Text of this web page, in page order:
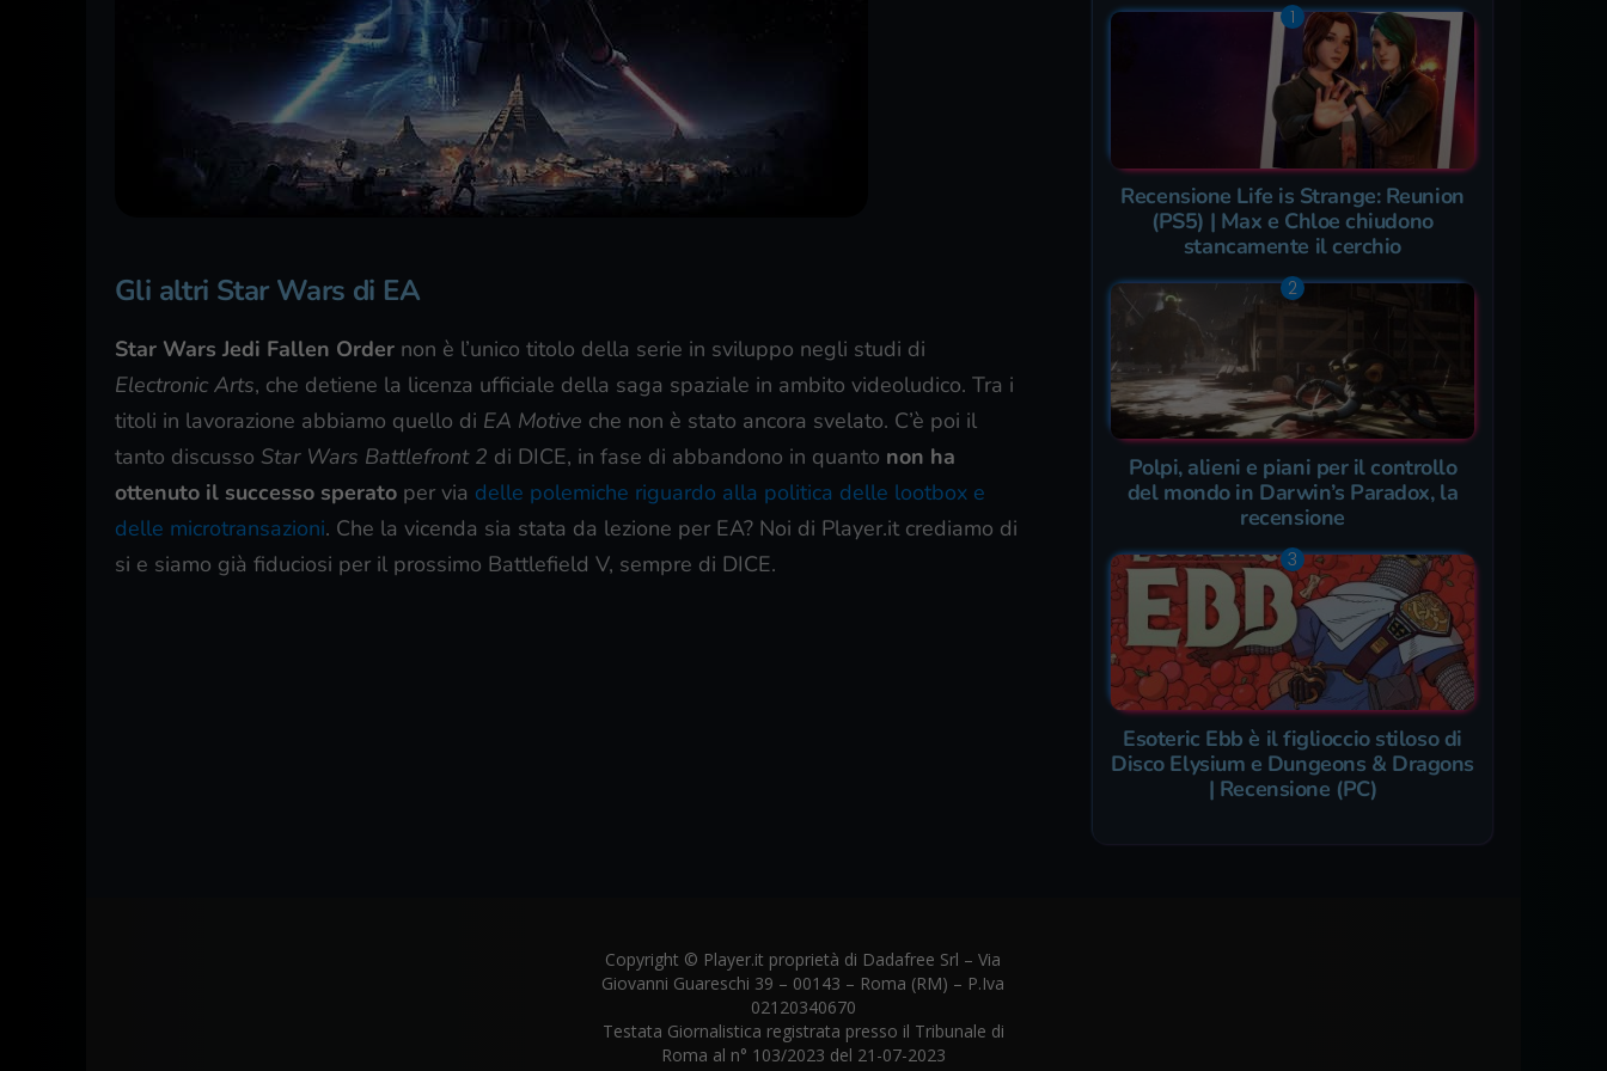
Gli altri Star Wars di EA
Star Wars Jedi Fallen Order non è l’unico titolo della serie in sviluppo negli studi di
Electronic Arts, che detiene la licenza ufficiale della saga spaziale in ambito videoludico. Tra i
titoli in lavorazione abbiamo quello di EA Motive che non è stato ancora svelato. C’è poi il
tanto discusso Star Wars Battlefront 2 di DICE, in fase di abbandono in quanto non ha
ottenuto il successo sperato per via delle polemiche riguardo alla politica delle lootbox e
delle microtransazioni. Che la vicenda sia stata da lezione per EA? Noi di Player.it crediamo di
si e siamo già fiduciosi per il prossimo Battlefield V, sempre di DICE.
Recensione Life is Strange: Reunion
(PS5) | Max e Chloe chiudono
stancamente il cerchio
Polpi, alieni e piani per il controllo
del mondo in Darwin’s Paradox, la
recensione
Esoteric Ebb è il figlioccio stiloso di
Disco Elysium e Dungeons & Dragons
| Recensione (PC)
Copyright © Player.it proprietà di Dadafree Srl – Via
Giovanni Guareschi 39 – 00143 – Roma (RM) – P.Iva
02120340670
Testata Giornalistica registrata presso il Tribunale di
Roma al n° 103/2023 del 21-07-2023